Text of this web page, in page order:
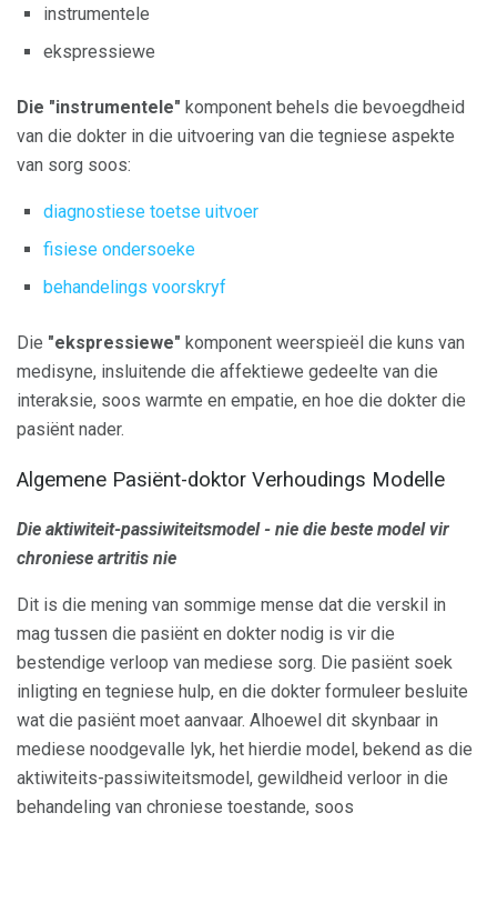
instrumentele
ekspressiewe
Die "instrumentele" komponent behels die bevoegdheid
van die dokter in die uitvoering van die tegniese aspekte
van sorg soos:
diagnostiese toetse uitvoer
fisiese ondersoeke
behandelings voorskryf
Die "ekspressiewe" komponent weerspieël die kuns van
medisyne, insluitende die affektiewe gedeelte van die
interaksie, soos warmte en empatie, en hoe die dokter die
pasiënt nader.
Algemene Pasiënt-doktor Verhoudings Modelle
Die aktiwiteit-passiwiteitsmodel - nie die beste model vir
chroniese artritis nie
Dit is die mening van sommige mense dat die verskil in
mag tussen die pasiënt en dokter nodig is vir die
bestendige verloop van mediese sorg. Die pasiënt soek
inligting en tegniese hulp, en die dokter formuleer besluite
wat die pasiënt moet aanvaar. Alhoewel dit skynbaar in
mediese noodgevalle lyk, het hierdie model, bekend as die
aktiwiteits-passiwiteitsmodel, gewildheid verloor in die
behandeling van chroniese toestande, soos